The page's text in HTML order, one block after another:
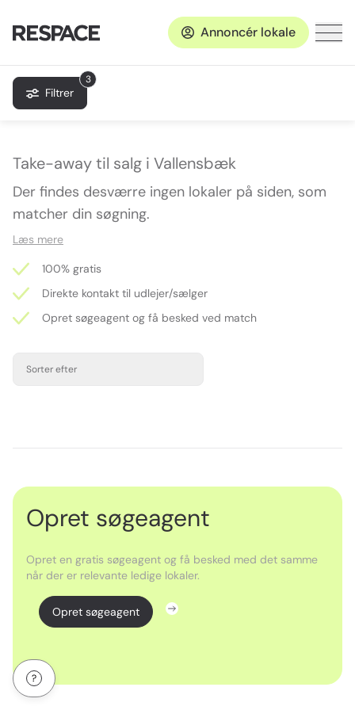
Annoncér lokale
3
Filtrer
Take-away til salg i Vallensbæk
Der findes desværre ingen lokaler på siden, som
matcher din søgning.
Læs mere
100% gratis
Direkte kontakt til udlejer/sælger
Opret søgeagent og få besked ved match
Sorter efter
Opret søgeagent
Opret en gratis søgeagent og få besked med det samme
når der er relevante ledige lokaler.
Opret søgeagent